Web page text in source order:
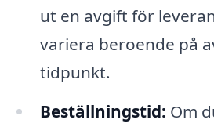
ut en avgift för
variera beroende på
tidpunkt.
Beställningstid: Om